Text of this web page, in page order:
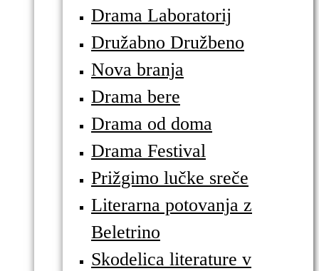
Drama Laboratorij
Družabno Družbeno
Nova branja
Drama bere
Drama od doma
Drama Festival
Prižgimo lučke sreče
Literarna potovanja z
Beletrino
Skodelica literature v